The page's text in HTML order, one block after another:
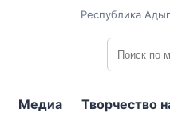
Республика
Поиск по
Медиа Творчество